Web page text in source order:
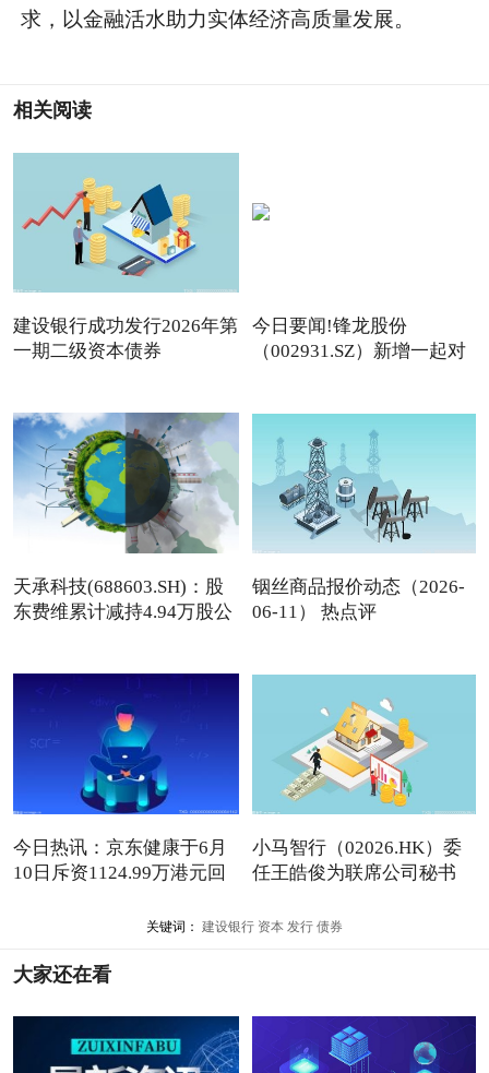
求，以金融活水助力实体经济高质量发展。
相关阅读
建设银行成功发行2026年第
一期二级资本债券
今日要闻!锋龙股份
（002931.SZ）新增一起对
天承科技(688603.SH)：股
东费维累计减持4.94万股公
铟丝商品报价动态（2026-
06-11） 热点评
今日热讯：京东健康于6月
10日斥资1124.99万港元回
小马智行（02026.HK）委
任王皓俊为联席公司秘书
关键词： 建设银行 资本 发行 债券
大家还在看